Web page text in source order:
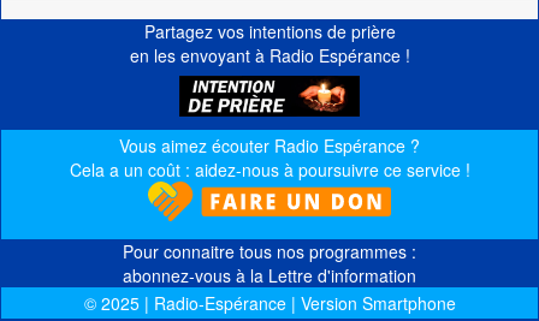
Partagez vos intentions de prière
en les envoyant à Radio Espérance !
Vous aimez écouter Radio Espérance ?
Cela a un coût : aidez-nous à poursuivre ce service !
Pour connaitre tous nos programmes :
abonnez-vous à la Lettre d'information
© 2025 | Radio-Espérance | Version Smartphone